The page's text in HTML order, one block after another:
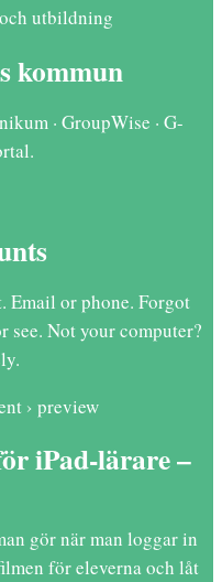
utbildning
kommun
· GroupWise · G-
Email or phone. Forgot
see. Not your computer?
› preview
iPad-lärare –
gör när man loggar in
för eleverna och låt